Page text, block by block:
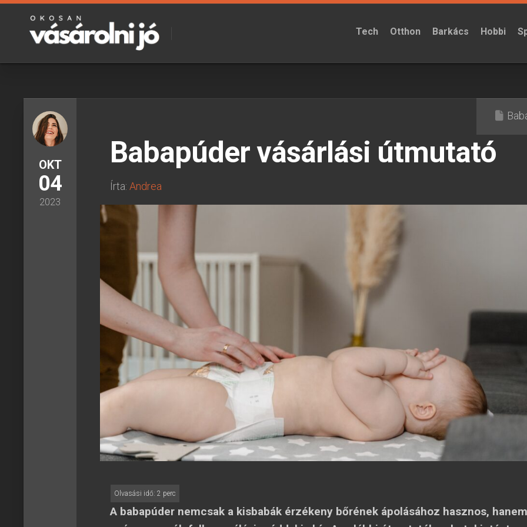
Skip
content
Tech Otthon Barkács Hobbi
OKT
04
2023
Babapúder vásárlási útmutató
Írta: Andrea
A babapúder nemcsak a kisbabák érzékeny bőrének ápolásához hasznos, hanem